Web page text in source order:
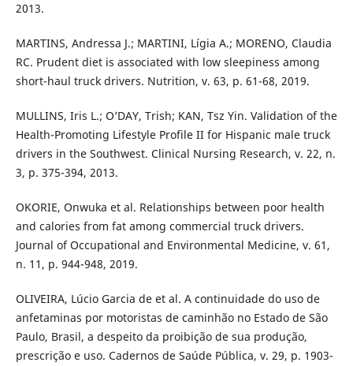
2013.
MARTINS, Andressa J.; MARTINI, Lígia A.; MORENO, Claudia
RC. Prudent diet is associated with low sleepiness among
short-haul truck drivers. Nutrition, v. 63, p. 61-68, 2019.
MULLINS, Iris L.; O’DAY, Trish; KAN, Tsz Yin. Validation of the
Health-Promoting Lifestyle Profile II for Hispanic male truck
drivers in the Southwest. Clinical Nursing Research, v. 22, n.
3, p. 375-394, 2013.
OKORIE, Onwuka et al. Relationships between poor health
and calories from fat among commercial truck drivers.
Journal of Occupational and Environmental Medicine, v. 61,
n. 11, p. 944-948, 2019.
OLIVEIRA, Lúcio Garcia de et al. A continuidade do uso de
anfetaminas por motoristas de caminhão no Estado de São
Paulo, Brasil, a despeito da proibição de sua produção,
prescrição e uso. Cadernos de Saúde Pública, v. 29, p. 1903-